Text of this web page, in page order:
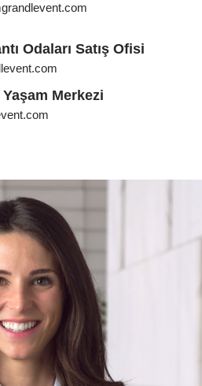
Odaları Satış Ofisi
Merkezi